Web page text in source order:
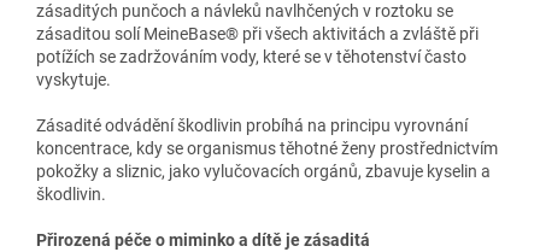
zásaditých punčoch a návleků navlhčených v roztoku se
zásaditou solí MeineBase® při všech aktivitách a zvláště při
potížích se zadržováním vody, které se v těhotenství často
vyskytuje.
Zásadité odvádění škodlivin probíhá na principu vyrovnání
koncentrace, kdy se organismus těhotné ženy prostřednictvím
pokožky a sliznic, jako vylučovacích orgánů, zbavuje kyselin a
škodlivin.
Přirozená péče o miminko a dítě je zásaditá